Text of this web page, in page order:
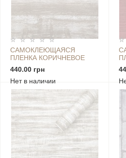
САМОКЛЕЮЩАЯСЯ
ПЛЕНКА КОРИЧНЕВОЕ
ДЕРЕВО 0,45Х10М SW-
00001242
440.00 грн
Нет в наличии